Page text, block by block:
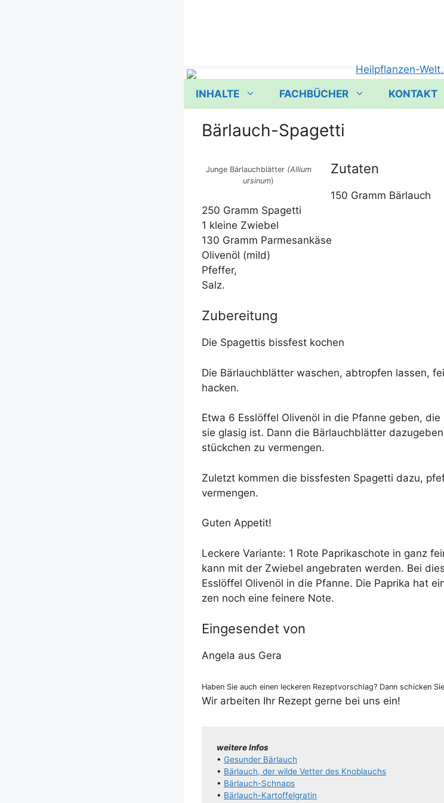
INHALTE FACHBÜCHER KONTAKT
Bärlauch-Spagetti
Jun­ge Bär­lauch­blät­ter (Alli­um
ursinum)
Zutaten
150 Gramm Bärlauch
250 Gramm Spagetti
1 klei­ne Zwiebel
130 Gramm Parmesankäse
Oli­ven­öl (mild)
Pfeffer,
Salz.
Zubereitung
Die Spa­get­tis biss­fest kochen
Die Bär­lauch­blät­ter waschen, abtrop­fen las­sen,
hacken.
Etwa 6 Ess­löf­fel Oli­ven­öl in die Pfan­ne geben,
sie gla­sig ist. Dann die Bär­lauch­blät­ter
stück­chen zu vermengen.
Zuletzt kom­men die biss­fes­ten Spa­get­ti dazu,
vermengen.
Guten Appe­tit!
Lecke­re Vari­an­te: 1 Rote Papri­ka­scho­te in ganz
kann mit der Zwie­bel ange­bra­ten wer­den. Bei
Ess­löf­fel Oli­ven­öl in die Pfan­ne. Die Papri­ka hat
zen noch eine fei­ne­re Note.
Eingesendet von
Ange­la aus Gera
Haben Sie auch einen lecke­ren Rezept­vor­schlag? Dann schi­cken
Wir arbei­ten Ihr Rezept ger­ne bei uns ein!
wei­te­re Infos
• Gesun­der Bärlauch
• Bär­lauch, der wil­de Vet­ter des Knoblauchs
• Bär­lauch-Schnaps
• Bär­lauch-Kar­tof­­fel­­gra­­tin